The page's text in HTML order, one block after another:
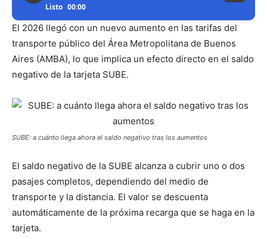
Listo 00:00
El 2026 llegó con un nuevo aumento en las tarifas del
transporte público del Área Metropolitana de Buenos
Aires (AMBA), lo que implica un efecto directo en el saldo
negativo de la tarjeta SUBE.
SUBE: a cuánto llega ahora el saldo negativo tras los aumentos
El saldo negativo de la SUBE alcanza a cubrir uno o dos
pasajes completos, dependiendo del medio de
transporte y la distancia. El valor se descuenta
automáticamente de la próxima recarga que se haga en la
tarjeta.